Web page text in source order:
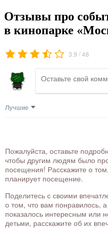
Отзывы про
в кинопарке
3.9 /48
Лучшие
Пожалуйста, оставьте
чтобы другим людям было
посещения! Расскажите о
планирует посещение.
Поделитесь с своими
о том, что вам понравилось,
показалось интересным или
детьми, расскажите об их